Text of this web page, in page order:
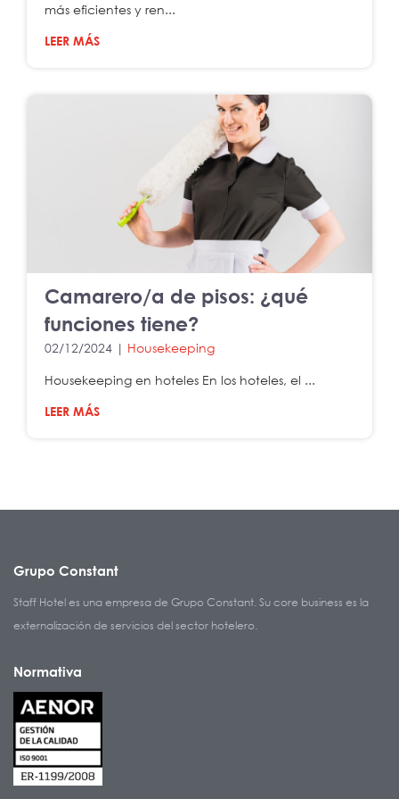
más eficientes y ren...
LEER MÁS
Camarero/a de pisos: ¿qué
funciones tiene?
02/12/2024 | Housekeeping
Housekeeping en hoteles En los hoteles, el ...
LEER MÁS
Grupo Constant
Staff Hotel es una empresa de Grupo Constant. Su core business es la
externalización de servicios del sector hotelero.
Normativa